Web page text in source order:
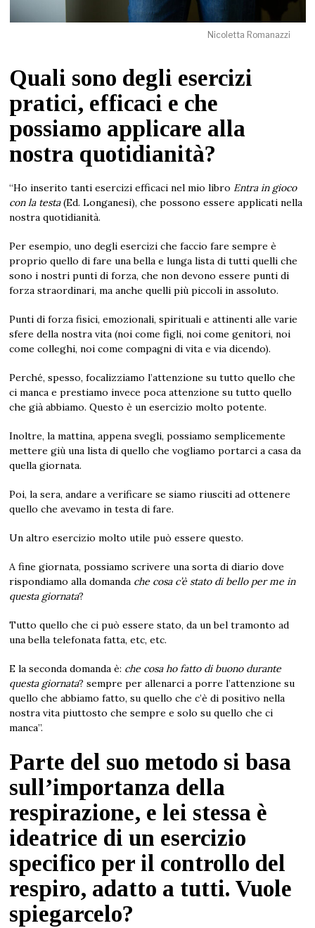
Nicoletta Romanazzi
Quali sono degli esercizi
pratici, efficaci e che
possiamo applicare alla
nostra quotidianità?
“Ho inserito tanti esercizi efficaci nel mio libro Entra in gioco
con la testa(Ed. Longanesi), che possono essere applicati nella
nostra quotidianità.
Per esempio, uno degli esercizi che faccio fare sempre è
proprio quello di fare una bella e lunga lista di tutti quelli che
sono i nostri punti di forza, che non devono essere punti di
forza straordinari, ma anche quelli più piccoli in assoluto.
Punti di forza fisici, emozionali, spirituali e attinenti alle varie
sfere della nostra vita (noi come figli, noi come genitori, noi
come colleghi, noi come compagni di vita e via dicendo).
Perché, spesso, focalizziamo l’attenzione su tutto quello che
ci manca e prestiamo invece poca attenzione su tutto quello
che già abbiamo. Questo è un esercizio molto potente.
Inoltre, la mattina, appena svegli, possiamo semplicemente
mettere giù una lista di quello che vogliamo portarci a casa da
quella giornata.
Poi, la sera, andare a verificare se siamo riusciti ad ottenere
quello che avevamo in testa di fare.
Un altro esercizio molto utile può essere questo.
A fine giornata, possiamo scrivere una sorta di diario dove
rispondiamo alla domanda che cosa c’è stato di bello per me in
questa giornata?
Tutto quello che ci può essere stato, da un bel tramonto ad
una bella telefonata fatta, etc, etc.
E la seconda domanda è: che cosa ho fatto di buono durante
questa giornata? sempre per allenarci a porre l’attenzione su
quello che abbiamo fatto, su quello che c’è di positivo nella
nostra vita piuttosto che sempre e solo su quello che ci
manca”.
Parte del suo metodo si basa
sull’importanza della
respirazione, e lei stessa è
ideatrice di un esercizio
specifico per il controllo del
respiro, adatto a tutti. Vuole
spiegarcelo?